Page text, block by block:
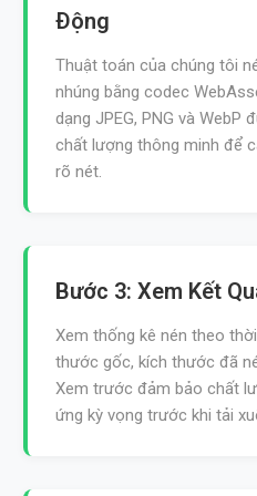
Động
Thuật toán của chúng tôi
nhúng bằng codec
dạng JPEG, PNG và
chất lượng thông minh để
rõ nét.
Bước 3: Xem Kết
Xem thống kê nén theo
thước gốc, kích thước đã
Xem trước đảm bảo chất
ứng kỳ vọng trước khi tải